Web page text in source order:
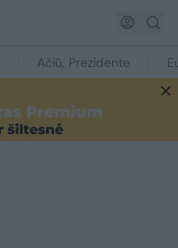
Ačiū, Prezidente